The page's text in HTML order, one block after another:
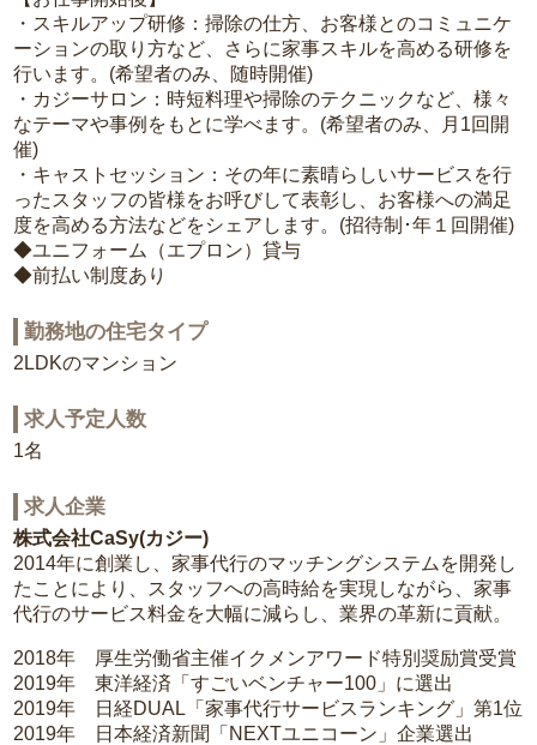
・スキルアップ研修：掃除の仕方、お客様とのコミュニケ
ーションの取り方など、さらに家事スキルを高める研修を
行います。(希望者のみ、随時開催)
・カジーサロン：時短料理や掃除のテクニックなど、様々
なテーマや事例をもとに学べます。(希望者のみ、月1回開
催)
・キャストセッション：その年に素晴らしいサービスを行
ったスタッフの皆様をお呼びして表彰し、お客様への満足
度を高める方法などをシェアします。(招待制･年１回開催)
◆ユニフォーム（エプロン）貸与
◆前払い制度あり
勤務地の住宅タイプ
2LDKのマンション
求人予定人数
1名
求人企業
株式会社CaSy(カジー)
2014年に創業し、家事代行のマッチングシステムを開発し
たことにより、スタッフへの高時給を実現しながら、家事
代行のサービス料金を大幅に減らし、業界の革新に貢献。
2018年 厚生労働省主催イクメンアワード特別奨励賞受賞
2019年 東洋経済「すごいベンチャー100」に選出
2019年 日経DUAL「家事代行サービスランキング」第1位
2019年 日本経済新聞「NEXTユニコーン」企業選出